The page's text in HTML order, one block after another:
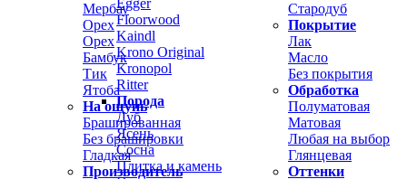
Мербау
Орех
Орех
Бамбук
Тик
Ятоба
На ощупь
Брашированная
Без брашировки
Гладкая
Производитель
Стародуб
Покрытие
Лак
Масло
Без покрытия
Обработка
Полуматовая
Матовая
Любая на выбор
Глянцевая
Оттенки
Egger
Floorwood
Kaindl
Krono Original
Kronopol
Ritter
Порода
Дуб
Ясень
Сосна
Плитка и камень